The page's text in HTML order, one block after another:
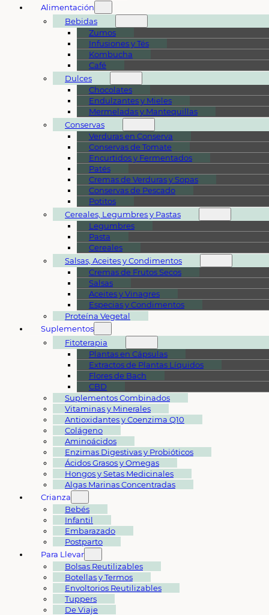
Alimentación
Bebidas
Zumos
Infusiones y Tés
Kombucha
Café
Dulces
Chocolates
Endulzantes y Mieles
Mermeladas y Mantequillas
Conservas
Verduras en Conserva
Conservas de Tomate
Encurtidos y Fermentados
Patés
Cremas de Verduras y Sopas
Conservas de Pescado
Potitos
Cereales, Legumbres y Pastas
Legumbres
Pasta
Cereales
Salsas, Aceites y Condimentos
Cremas de Frutos Secos
Salsas
Aceites y Vinagres
Especias y Condimentos
Proteína Vegetal
Suplementos
Fitoterapia
Plantas en Cápsulas
Extractos de Plantas Líquidos
Flores de Bach
CBD
Suplementos Combinados
Vitaminas y Minerales
Antioxidantes y Coenzima Q10
Colágeno
Aminoácidos
Enzimas Digestivas y Probióticos
Ácidos Grasos y Omegas
Hongos y Setas Medicinales
Algas Marinas Concentradas
Crianza
Bebés
Infantil
Embarazado
Postparto
Para Llevar
Bolsas Reutilizables
Botellas y Termos
Envoltorios Reutilizables
Tuppers
De Viaje